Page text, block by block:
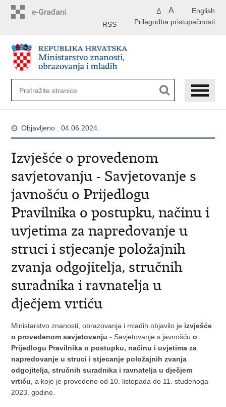
English
A A
Prilagodba pristupačnosti
RSS
Objavljeno : 04.06.2024.
Izvješće o provedenom
savjetovanju - Savjetovanje s
javnošću o Prijedlogu
Pravilnika o postupku, načinu i
uvjetima za napredovanje u
struci i stjecanje položajnih
zvanja odgojitelja, stručnih
suradnika i ravnatelja u
dječjem vrtiću
Ministarstvo znanosti, obrazovanja i mladih objavilo je izvješće
o provedenom savjetovanju - Savjetovanje s javnošćuo
Prijedlogu Pravilnika o postupku, načinu i uvjetima za
napredovanje u struci i stjecanje položajnih zvanja
odgojitelja, stručnih suradnika i ravnatelja u dječjem
vrtiću , a koje je provedeno od 10. listopada do 11. studenoga
2023. godine.